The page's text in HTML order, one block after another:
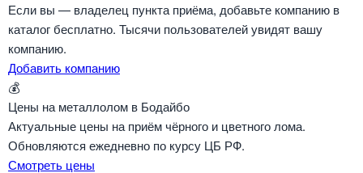
Если вы — владелец пункта приёма, добавьте компанию в
каталог бесплатно. Тысячи пользователей увидят вашу
компанию.
Добавить компанию
💰
Цены на металлолом в Бодайбо
Актуальные цены на приём чёрного и цветного лома.
Обновляются ежедневно по курсу ЦБ РФ.
Смотреть цены